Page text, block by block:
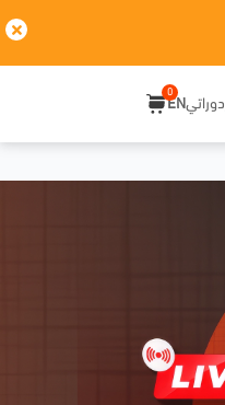
دوراتيEN
0